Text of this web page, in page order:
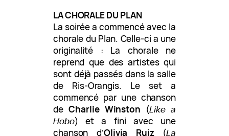
LA CHORALE DU PLAN
La soirée a commencé avec la
chorale du Plan. Celle-ci a une
originalité : La chorale ne
reprend que des artistes qui
sont déjà passés dans la salle
de Ris-Orangis. Le set a
commencé par une chanson
deCharlie Winston (Like a
Hobo) et a fini avec une
chanson d’Olivia Ruiz (La